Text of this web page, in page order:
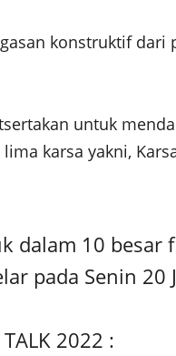
konstruktif
untuk
karsa yakni,
dalam 10
pada Senin 20
TALK 2022 :